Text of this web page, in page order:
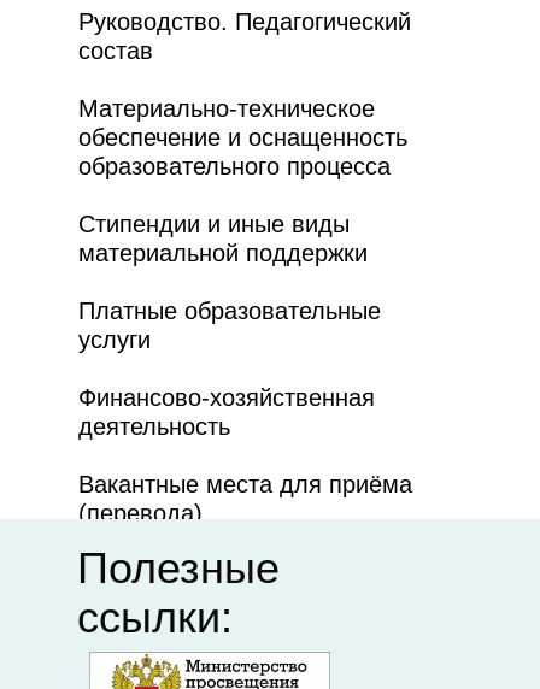
Руководство. Педагогический
состав
Материально-техническое
обеспечение и оснащенность
образовательного процесса
Стипендии и иные виды
материальной поддержки
Платные образовательные
услуги
Финансово-хозяйственная
деятельность
Вакантные места для приёма
(перевода)
Портал
качества
образования
образовательная
среда ДПО"
Федеральный
институт
педагогических
измерений
Федеральный
портал
"Российское
образование"
образования
Ивановская
профессионального
союза
Полезные
ссылки:
Академия
Единый портал
дополнительного
профессионального
образования